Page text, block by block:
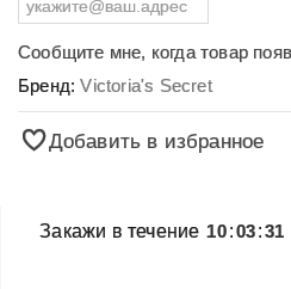
Сообщите мне, когда товар
Бренд:Victoria's Secret
Добавить в избранное
Закажи в течение 10:03:31